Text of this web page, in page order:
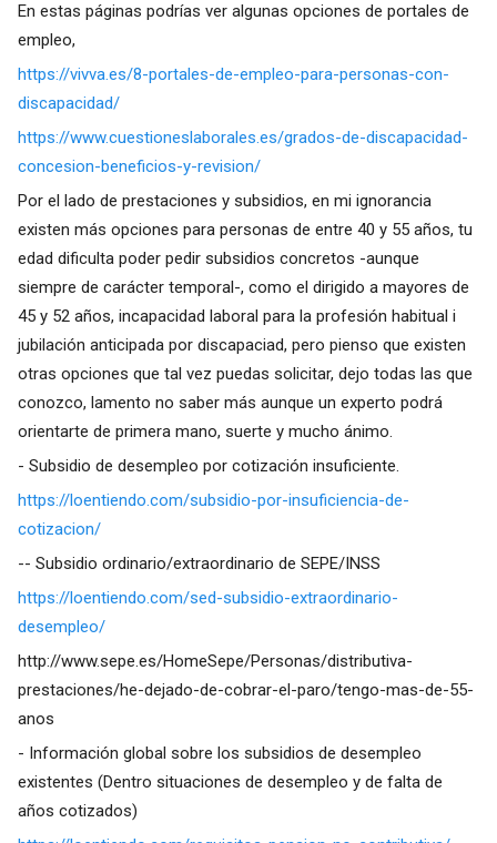
En estas páginas podrías ver algunas opciones de portales de
empleo,
https://vivva.es/8-portales-de-empleo-para-personas-con-
discapacidad/
https://www.cuestioneslaborales.es/grados-de-discapacidad-
concesion-beneficios-y-revision/
Por el lado de prestaciones y subsidios, en mi ignorancia
existen más opciones para personas de entre 40 y 55 años, tu
edad dificulta poder pedir subsidios concretos -aunque
siempre de carácter temporal-, como el dirigido a mayores de
45 y 52 años, incapacidad laboral para la profesión habitual i
jubilación anticipada por discapaciad, pero pienso que existen
otras opciones que tal vez puedas solicitar, dejo todas las que
conozco, lamento no saber más aunque un experto podrá
orientarte de primera mano, suerte y mucho ánimo.
- Subsidio de desempleo por cotización insuficiente.
https://loentiendo.com/subsidio-por-insuficiencia-de-
cotizacion/
-- Subsidio ordinario/extraordinario de SEPE/INSS
https://loentiendo.com/sed-subsidio-extraordinario-
desempleo/
http://www.sepe.es/HomeSepe/Personas/distributiva-
prestaciones/he-dejado-de-cobrar-el-paro/tengo-mas-de-55-
anos
- Información global sobre los subsidios de desempleo
existentes (Dentro situaciones de desempleo y de falta de
años cotizados)